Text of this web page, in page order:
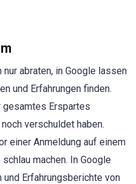
abraten, in Google lassen
und Erfahrungen finden.
gesamtes Erspartes
verschuldet haben.
einer Anmeldung auf einem
machen. In Google
Erfahrungsberichte von